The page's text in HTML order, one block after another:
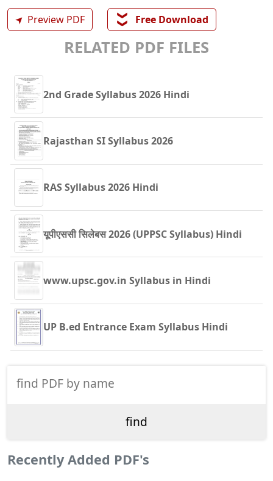
➤ Preview PDF ❯❯ Free Download
RELATED PDF FILES
2nd Grade Syllabus 2026 Hindi
Rajasthan SI Syllabus 2026
RAS Syllabus 2026 Hindi
यूपीएससी सिलेबस 2026 (UPPSC Syllabus) Hindi
www.upsc.gov.in Syllabus in Hindi
UP B.ed Entrance Exam Syllabus Hindi
Recently Added PDF's